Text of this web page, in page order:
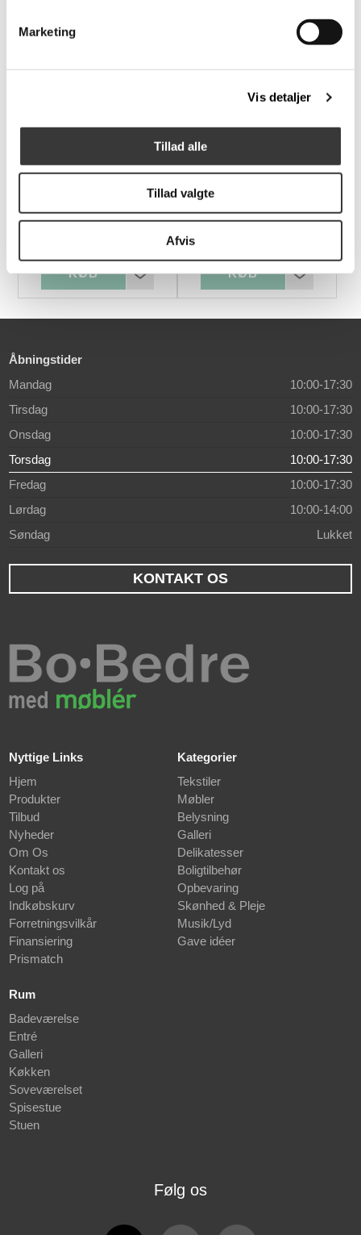
Marketing
Vis detaljer
Tillad alle
Tillad valgte
Afvis
10.999,00 DKK 19.998,00 DKK
Åbningstider
Mandag
10:00-17:30
Tirsdag
10:00-17:30
Onsdag
10:00-17:30
Torsdag
10:00-17:30
Fredag
10:00-17:30
Lørdag
10:00-14:00
Søndag
Lukket
KONTAKT OS
Nyttige Links
Hjem
Produkter
Tilbud
Nyheder
Om Os
Kontakt os
Log på
Indkøbskurv
Forretningsvilkår
Finansiering
Prismatch
Kategorier
Tekstiler
Møbler
Belysning
Galleri
Delikatesser
Boligtilbehør
Opbevaring
Skønhed & Pleje
Musik/Lyd
Gave idéer
Rum
Badeværelse
Entré
Galleri
Køkken
Soveværelset
Spisestue
Stuen
Følg os